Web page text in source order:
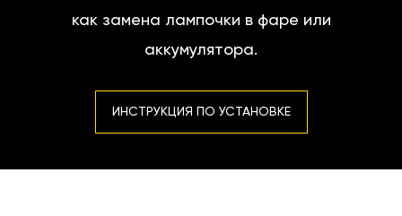
как замена лампочки в фаре или
аккумулятора.
ИНСТРУКЦИЯ ПО УСТАНОВКЕ